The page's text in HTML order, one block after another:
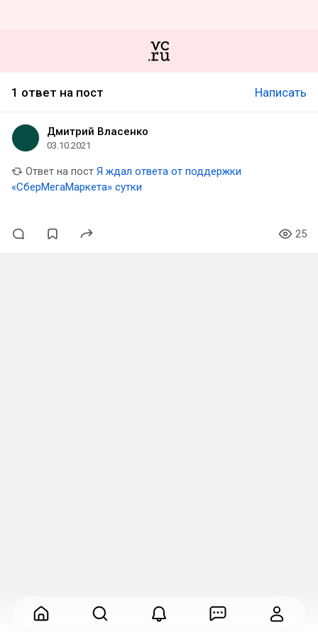
1 ответ на пост Написать
Дмитрий Власенко
03.10.2021
Ответ на пост Я ждал ответа от поддержки
«СберМегаМаркета» сутки
25